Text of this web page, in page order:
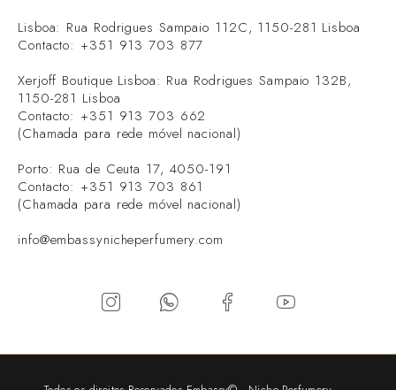
Lisboa: Rua Rodrigues Sampaio 112C, 1150-281 Lisboa
Contacto: +351 913 703 877
Xerjoff Boutique Lisboa: Rua Rodrigues Sampaio 132B,
1150-281 Lisboa
Contacto: +351 913 703 662
(Chamada para rede móvel nacional)
Porto: Rua de Ceuta 17, 4050-191
Contacto: +351 913 703 861
(Chamada para rede móvel nacional)
info@embassynicheperfumery.com